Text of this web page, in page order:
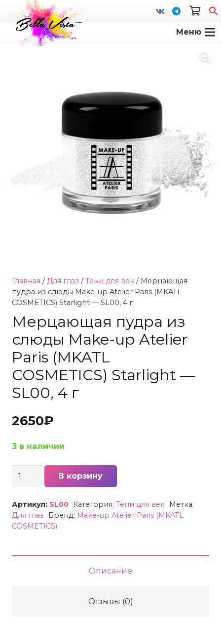
Меню
Главная / Для глаз /Тени для век / Мерцающая
пудра из слюды Make-up Atelier Paris (MKATL
COSMETICS) Starlight — SL00, 4 г
Мерцающая пудра из
слюды Make-up Atelier
Paris (MKATL
COSMETICS) Starlight —
SL00, 4 г
2650₽
3 в наличии
Количество
пудра
из
Make-
В корзину
Артикул: SL00 Категория: Тени для век
Метка:
Для глаз
Бренд: Make-up Atelier Paris (MKATL
COSMETICS)
Описание
Отзывы (0)